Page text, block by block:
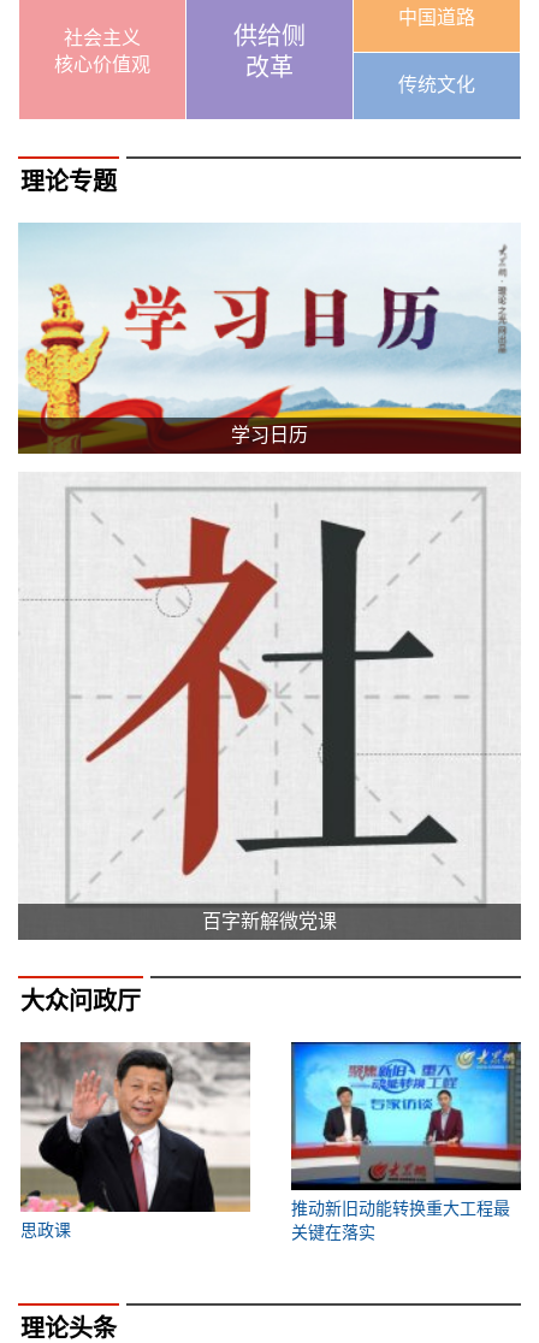
社会主义
核心价值观
供给侧
改革
中国道路
传统文化
理论专题
学习日历
百字新解微党课
大众问政厅
思政课
推动新旧动能转换重大工程最
关键在落实
理论头条